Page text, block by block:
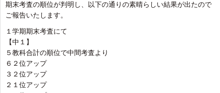
期末考査の順位が判明し、以下の通りの素晴らしい結果が出たので
ご報告いたします。
１学期期末考査にて
【中１】
５教科合計の順位で中間考査より
６２位アップ
３２位アップ
２１位アップ